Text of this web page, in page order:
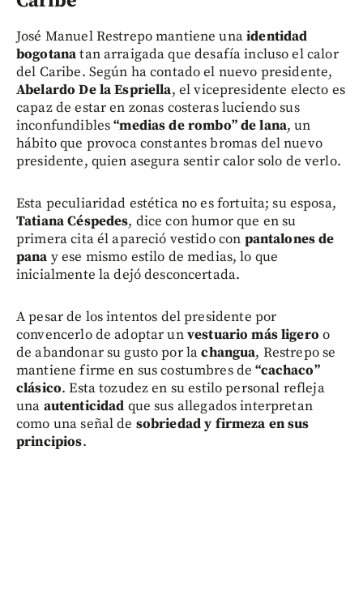
José Manuel Restrepo mantiene unaidentidad
bogotanatan arraigada que desafía incluso el calor
del Caribe. Según ha contado el nuevo presidente,
Abelardo De la Espriella, el vicepresidente electo es
capaz de estar en zonas costeras luciendo sus
inconfundibles“medias de rombo” de lana, un
hábito que provoca constantes bromas del nuevo
presidente, quien asegura sentir calor solo de verlo.
Esta peculiaridad estética no es fortuita; su esposa,
Tatiana Céspedes, dice con humor que en su
primera cita él apareció vestido con pantalones de
pana y ese mismo estilo de medias, lo que
inicialmente la dejó desconcertada.
A pesar de los intentos del presidente por
convencerlo de adoptar unvestuario más ligero o
de abandonar su gusto por lachangua, Restrepo se
mantiene firme en sus costumbres de“cachaco”
clásico. Esta tozudez en su estilo personal refleja
una autenticidad que sus allegados interpretan
como una señal de sobriedad y firmeza en sus
principios.